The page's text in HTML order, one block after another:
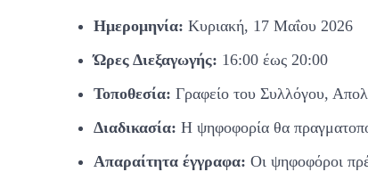
Ημερομηνία: Κυριακή, 17 Μαΐου 2026
Ώρες Διεξαγωγής: 16:00 έως 20:00
Τοποθεσία: Γραφείο του Συλλόγου,
Διαδικασία: Η ψηφοφορία θα
Απαραίτητα έγγραφα: Οι ψηφοφόροι